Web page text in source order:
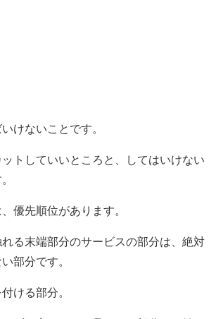
けないことです。
トしていいところと、してはいけない
優先順位があります。
る末端部分のサービスの部分は、絶対
部分です。
ける部分。